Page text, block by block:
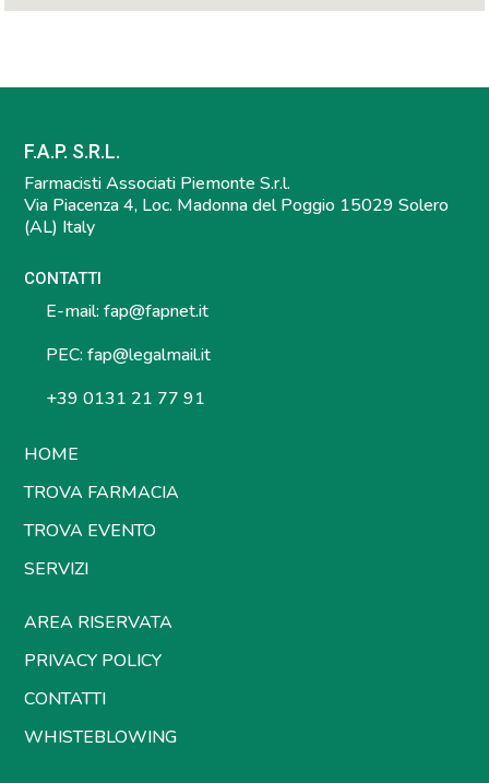
F.A.P. S.R.L.
Farmacisti Associati Piemonte S.r.l.
Via Piacenza 4, Loc. Madonna del Poggio 15029 Solero
(AL) Italy
CONTATTI
E-mail: fap@fapnet.it
PEC: fap@legalmail.it
+39 0131 21 77 91
HOME
TROVA FARMACIA
TROVA EVENTO
SERVIZI
AREA RISERVATA
PRIVACY POLICY
CONTATTI
WHISTEBLOWING